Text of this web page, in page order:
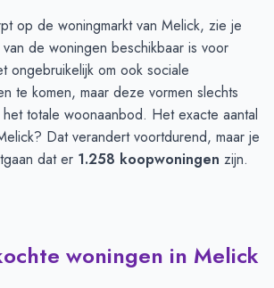
op de woningmarkt van Melick, zie je
de woningen beschikbaar is voor
ongebruikelijk om ook sociale
te komen, maar deze vormen slechts
totale woonaanbod. Het exacte aantal
Dat verandert voortdurend, maar je
dat er 1.258 koopwoningen zijn.
woningen in Melick